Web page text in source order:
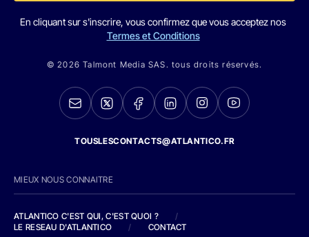
En cliquant sur s'inscrire, vous confirmez que vous acceptez nos
Termes et Conditions
© 2026 Talmont Media SAS. tous droits réservés.
TOUSLESCONTACTS@ATLANTICO.FR
MIEUX NOUS CONNAITRE
ATLANTICO C'EST QUI, C'EST QUOI ?
/
LE RESEAU D'ATLANTICO
/ CONTACT